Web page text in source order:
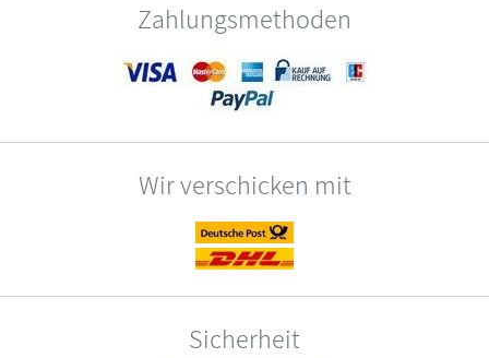
Zahlungsmethoden
Wir verschicken mit
Sicherheit